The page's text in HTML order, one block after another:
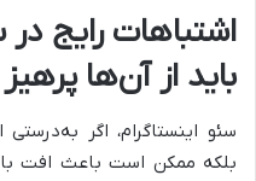
اشتباهات رایج در
باید از آن‌ها
سئو اینستاگرام، اگر
بلکه ممکن است باعث افت